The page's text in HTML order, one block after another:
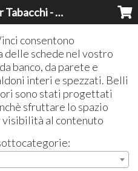
Espositori Bar Tabacchi - Lavorazioni Plexiglass Bari
consentono
delle schede nel vostro
banco, da parete e
interi e spezzati. Belli
sono stati progettati
sfruttare lo spazio
visibilità al contenuto